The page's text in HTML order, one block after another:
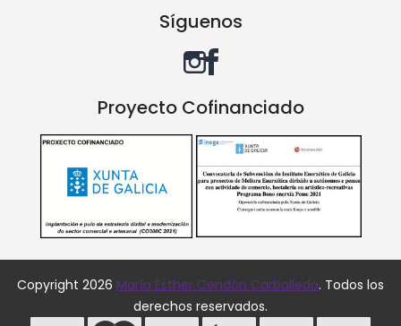
Síguenos
Proyecto Cofinanciado
Copyright 2026 María Esther Cendón Carballeda. Todos los
derechos reservados.